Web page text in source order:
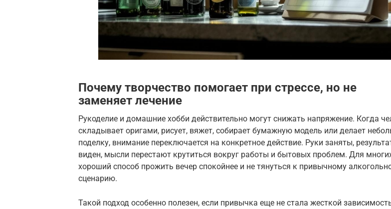
Почему творчество помогает при стрессе, но не
заменяет лечение
Рукоделие и домашние хобби действительно могут снижать напряжение. Когда
складывает оригами, рисует, вяжет, собирает бумажную модель или делает
поделку, внимание переключается на конкретное действие. Руки заняты,
виден, мысли перестают крутиться вокруг работы и бытовых проблем. Для
хороший способ прожить вечер спокойнее и не тянуться к привычному
сценарию.
Такой подход особенно полезен, если привычка еще не стала жесткой